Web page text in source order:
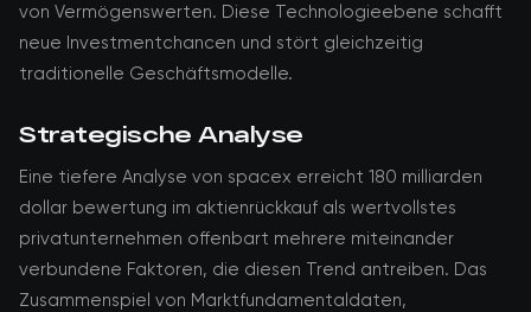
von Vermögenswerten. Diese Technologieebene schafft
neue Investmentchancen und stört gleichzeitig
traditionelle Geschäftsmodelle.
Strategische Analyse
Eine tiefere Analyse von spacex erreicht 180 milliarden
dollar bewertung im aktienrückkauf als wertvollstes
privatunternehmen offenbart mehrere miteinander
verbundene Faktoren, die diesen Trend antreiben. Das
Zusammenspiel von Marktfundamentaldaten,